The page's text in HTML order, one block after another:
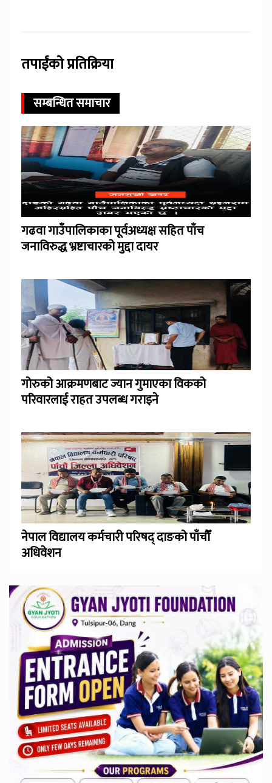
तपाईंको प्रतिक्रिया
सम्बन्धित समाचार
गढवा गाउँपालिकाका पूर्वअध्यक्ष सहित पाँच
जनाविरुद्ध भ्रष्टाचारको मुद्दा दायर
गोरुको आक्रमणबाट ज्यान गुमाएका विकको
परिवारलाई राहत उपलब्ध गराइने
नेपाल विद्यालय कर्मचारी परिषद् दाङको पाँचौँ
अधिवेशन